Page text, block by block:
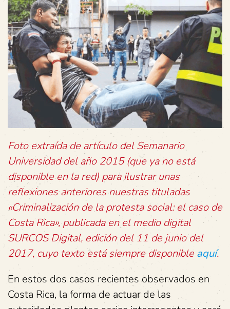
Foto extraída de artículo del Semanario
Universidad del año 2015 (que ya no está
disponible en la red) para ilustrar unas
reflexiones anteriores nuestras tituladas
«Criminalización de la protesta social: el caso de
Costa Rica», publicada en el medio digital
SURCOS Digital, edición del 11 de junio del
2017, cuyo texto está siempre disponibleaquí.
En estos dos casos recientes observados en
Costa Rica, la forma de actuar de las